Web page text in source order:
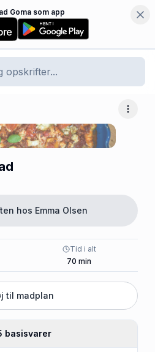
Goma som app
Flere
hos Emma Olsen
Tid i alt
70 min
til madplan
basisvarer